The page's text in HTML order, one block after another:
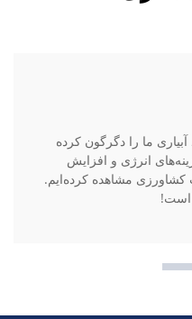
ما را دگرگون کرده
در هزینه‌های انرژی و افزایش
مشاهده کرده‌ایم.
است!